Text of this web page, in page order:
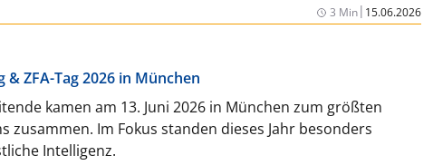
3 Min| 15.06.2026
& ZFA-Tag 2026 in München
kamen am 13. Juni 2026 in München zum größten
zusammen. Im Fokus standen dieses Jahr besonders
Intelligenz.